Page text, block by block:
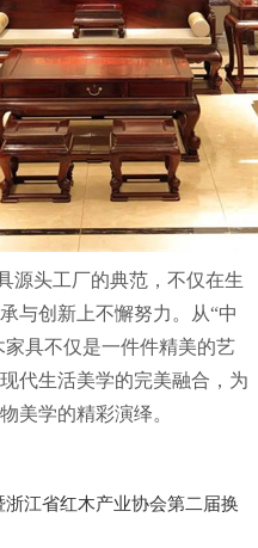
源头工厂的典范，不仅在生
与创新上不懈努力。从“中
家具不仅是一件件精美的艺
代生活美学的完美融合，为
美学的精彩演绎。
浙江省红木产业协会第二届换